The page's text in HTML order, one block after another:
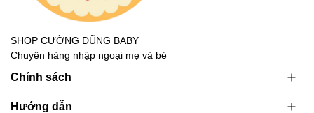
SHOP CƯỜNG DŨNG BABY
Chuyên hàng nhập ngoại mẹ và bé
Chính sách
Hướng dẫn